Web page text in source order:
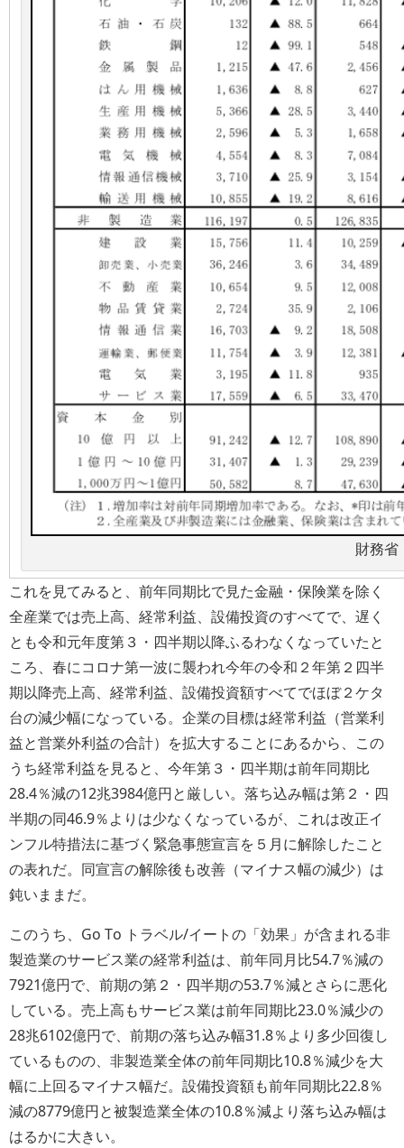
財務省
これを見てみると、前年同期比で見た金融・保険業を除く
全産業では売上高、経常利益、設備投資のすべてで、遅く
とも令和元年度第３・四半期以降ふるわなくなっていたと
ころ、春にコロナ第一波に襲われ今年の令和２年第２四半
期以降売上高、経常利益、設備投資額すべてでほぼ２ケタ
台の減少幅になっている。企業の目標は経常利益（営業利
益と営業外利益の合計）を拡大することにあるから、この
うち経常利益を見ると、今年第３・四半期は前年同期比
28.4％減の12兆3984億円と厳しい。落ち込み幅は第２・四
半期の同46.9％よりは少なくなっているが、これは改正イ
ンフル特措法に基づく緊急事態宣言を５月に解除したこと
の表れだ。同宣言の解除後も改善（マイナス幅の減少）は
鈍いままだ。
このうち、Go To トラベル/イートの「効果」が含まれる非
製造業のサービス業の経常利益は、前年同月比54.7％減の
7921億円で、前期の第２・四半期の53.7％減とさらに悪化
している。売上高もサービス業は前年同期比23.0％減少の
28兆6102億円で、前期の落ち込み幅31.8％より多少回復し
ているものの、非製造業全体の前年同期比10.8％減少を大
幅に上回るマイナス幅だ。設備投資額も前年同期比22.8％
減の8779億円と被製造業全体の10.8％減より落ち込み幅は
はるかに大きい。